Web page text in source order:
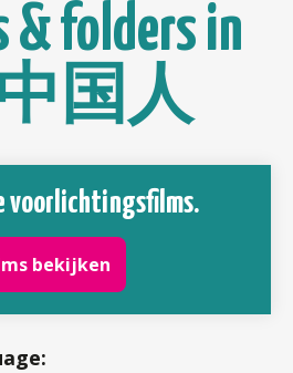
& folders in
中国人
voorlichtingsfilms.
bekijken